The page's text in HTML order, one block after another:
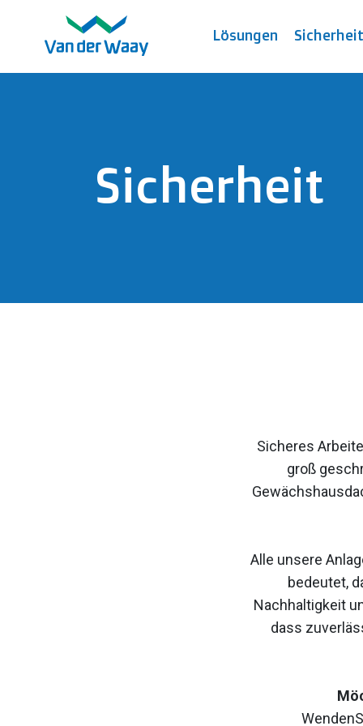
Lösungen Sicherheit
Sicherheit
Sicheres
groß
Alle unsere
bedeutet,
Nachhaltigkeit
dass